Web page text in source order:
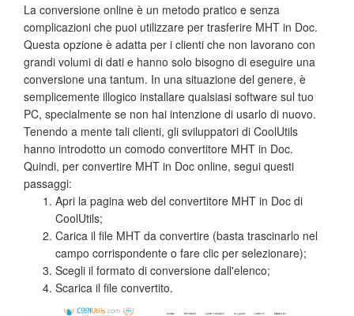
La conversione online è un metodo pratico e senza
complicazioni che puoi utilizzare per trasferire MHT in Doc.
Questa opzione è adatta per i clienti che non lavorano con
grandi volumi di dati e hanno solo bisogno di eseguire una
conversione una tantum. In una situazione del genere, è
semplicemente illogico installare qualsiasi software sul tuo
PC, specialmente se non hai intenzione di usarlo di nuovo.
Tenendo a mente tali clienti, gli sviluppatori di CoolUtils
hanno introdotto un comodo convertitore MHT in Doc.
Quindi, per convertire MHT in Doc online, segui questi
passaggi:
Apri la pagina web del convertitore MHT in Doc di
CoolUtils;
Carica il file MHT da convertire (basta trascinarlo nel
campo corrispondente o fare clic per selezionare);
Scegli il formato di conversione dall'elenco;
Scarica il file convertito.